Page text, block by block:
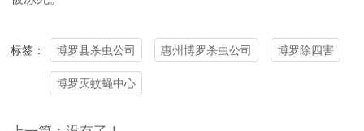
标签： 博罗县杀虫公司 惠州博罗杀虫公司 博罗除四害
博罗灭蚊蝇中心